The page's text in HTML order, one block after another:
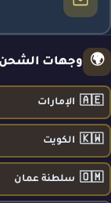
🌍 وجهات الشحن
🇦🇪 الإمارات
🇰🇼 الكويت
🇴🇲 سلطنة عمان